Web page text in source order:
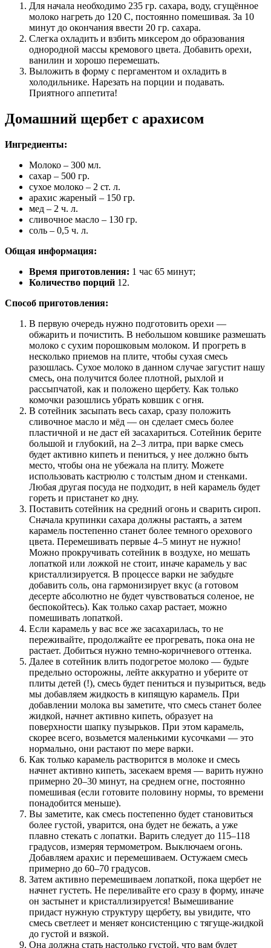
Для начала необходимо 235 гр. сахара, воду, сгущённое
молоко нагреть до 120 С, постоянно помешивая. За 10
минут до окончания ввести 20 гр. сахара.
Слегка охладить и взбить миксером до образования
однородной массы кремового цвета. Добавить орехи,
ванилин и хорошо перемешать.
Выложить в форму с пергаментом и охладить в
холодильнике. Нарезать на порции и подавать.
Приятного аппетита!
Домашний щербет с арахисом
Ингредиенты:
Молоко – 300 мл.
сахар – 500 гр.
сухое молоко – 2 ст. л.
арахис жареный – 150 гр.
мед – 2 ч. л.
сливочное масло – 130 гр.
соль – 0,5 ч. л.
Общая информация:
Время приготовления: 1 час 65 минут;
Количество порций 12.
Способ приготовления:
В первую очередь нужно подготовить орехи —
обжарить и почистить. В небольшом ковшике размешать
молоко с сухим порошковым молоком. И прогреть в
несколько приемов на плите, чтобы сухая смесь
разошлась. Сухое молоко в данном случае загустит нашу
смесь, она получится более плотной, рыхлой и
рассыпчатой, как и положено щербету. Как только
комочки разошлись убрать ковшик с огня.
В сотейник засыпать весь сахар, сразу положить
сливочное масло и мёд — он сделает смесь более
пластичной и не даст ей засахариться. Сотейник берите
большой и глубокий, на 2–3 литра, при варке смесь
будет активно кипеть и пениться, у нее должно быть
место, чтобы она не убежала на плиту. Можете
использовать кастрюлю с толстым дном и стенками.
Любая другая посуда не подходит, в ней карамель будет
гореть и пристанет ко дну.
Поставить сотейник на средний огонь и сварить сироп.
Сначала крупинки сахара должны растаять, а затем
карамель постепенно станет более темного орехового
цвета. Перемешивать первые 4–5 минут не нужно!
Можно прокручивать сотейник в воздухе, но мешать
лопаткой или ложкой не стоит, иначе карамель у вас
кристаллизируется. В процессе варки не забудьте
добавить соль, она гармонизирует вкус (а готовом
десерте абсолютно не будет чувствоваться соленое, не
беспокойтесь). Как только сахар растает, можно
помешивать лопаткой.
Если карамель у вас все же засахарилась, то не
переживайте, продолжайте ее прогревать, пока она не
растает. Добиться нужно темно-коричневого оттенка.
Далее в сотейник влить подогретое молоко — будьте
предельно осторожны, лейте аккуратно и уберите от
плиты детей (!), смесь будет пениться и пузыриться, ведь
мы добавляем жидкость в кипящую карамель. При
добавлении молока вы заметите, что смесь станет более
жидкой, начнет активно кипеть, образует на
поверхности шапку пузырьков. При этом карамель,
скорее всего, возьмется маленькими кусочками — это
нормально, они растают по мере варки.
Как только карамель растворится в молоке и смесь
начнет активно кипеть, засекаем время — варить нужно
примерно 20–30 минут, на среднем огне, постоянно
помешивая (если готовите половину нормы, то времени
понадобится меньше).
Вы заметите, как смесь постепенно будет становиться
более густой, уварится, она будет не бежать, а уже
плавно стекать с лопатки. Варить следует до 115–118
градусов, измеряя термометром. Выключаем огонь.
Добавляем арахис и перемешиваем. Остужаем смесь
примерно до 60–70 градусов.
Затем активно перемешиваем лопаткой, пока щербет не
начнет густеть. Не переливайте его сразу в форму, иначе
он застынет и кристаллизируется! Вымешивание
придаст нужную структуру щербету, вы увидите, что
смесь светлеет и меняет консистенцию с тягуще-жидкой
до густой и вязкой.
Она должна стать настолько густой, что вам будет